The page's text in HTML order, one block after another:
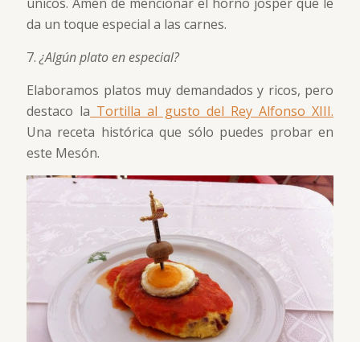
da un toque especial a las carnes.
7. ¿Algún plato en especial?
Elaboramos platos muy demandados y ricos, pero
destaco la Tortilla al gusto del Rey Alfonso XIII.
Una receta histórica que sólo puedes probar en
este Mesón.